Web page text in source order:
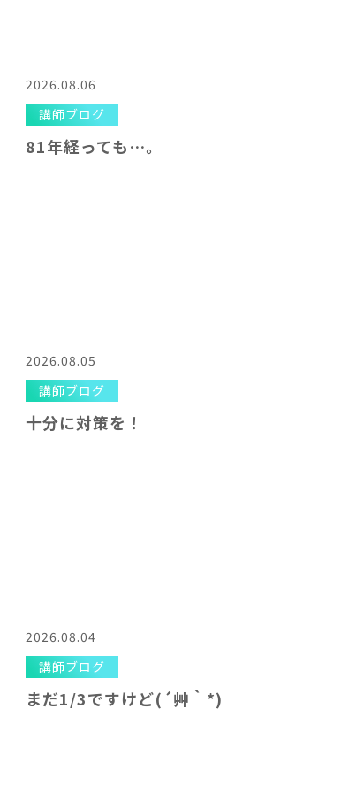
2026.08.06
講師ブログ
81年経っても…。
2026.08.05
講師ブログ
十分に対策を！
2026.08.04
講師ブログ
まだ1/3ですけど(´艸｀*)